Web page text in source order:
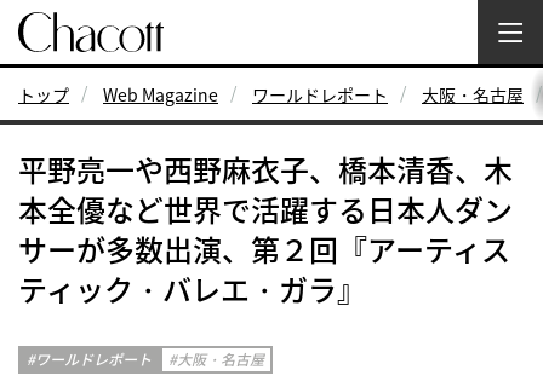
トップ Web Magazine ワールドレポート 大阪・名古屋
平野亮一や西野麻衣子、橋本清香、木
本全優など世界で活躍する日本人ダン
サーが多数出演、第２回『アーティス
ティック・バレエ・ガラ』
ワールドレポート 大阪・名古屋